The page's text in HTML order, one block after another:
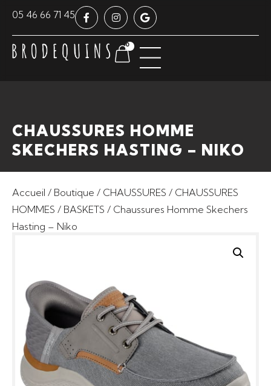
05 46 66 71 45
0
CHAUSSURES HOMME
SKECHERS HASTING – NIKO
Accueil / Boutique / CHAUSSURES / CHAUSSURES
HOMMES / BASKETS / Chaussures Homme Skechers
Hasting – Niko
Panneau de gestion des cookies